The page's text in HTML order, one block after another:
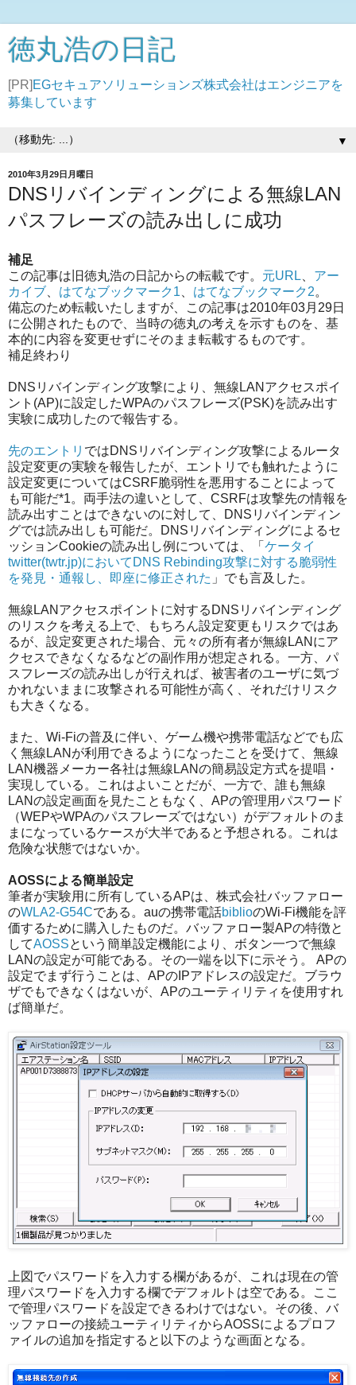
徳丸浩の日記
[PR] EGセキュアソリューションズ株式会社はエンジニアを
募集しています
▼
2010年3月29日月曜日
DNSリバインディングによる無線LAN
パスフレーズの読み出しに成功
補足
この記事は旧徳丸浩の日記からの転載です。 元URL
アー
カイブ
はてなブックマーク1 はてなブックマーク2。
備忘のため転載いたしますが、この記事は2010年03月29日
に公開されたもので、当時の徳丸の考えを示すものを、基
本的に内容を変更せずにそのまま転載するものです。
補足終わり
DNSリバインディング攻撃により、無線LANアクセスポイ
ント(AP)に設定したWPAのパスフレーズ(PSK)を読み出す
実験に成功したので報告する。
先のエントリ ではDNSリバインディング攻撃によるルータ
設定変更の実験を報告したが、エントリでも触れたように
設定変更についてはCSRF脆弱性を悪用することによって
も可能だ*1。両手法の違いとして、CSRFは攻撃先の情報を
読み出すことはできないのに対して、DNSリバインディン
グでは読み出しも可能だ。DNSリバインディングによるセ
ッションCookieの読み出し例については、「 ケータイ
twitter(twtr.jp)においてDNS Rebinding攻撃に対する脆弱性
を発見・通報し、即座に修正された 」でも言及した。
無線LANアクセスポイントに対するDNSリバインディング
のリスクを考える上で、もちろん設定変更もリスクではあ
るが、設定変更された場合、元々の所有者が無線LANにア
クセスできなくなるなどの副作用が想定される。一方、パ
スフレーズの読み出しが行えれば、被害者のユーザに気づ
かれないままに攻撃される可能性が高く、それだけリスク
も大きくなる。
また、Wi-Fiの普及に伴い、ゲーム機や携帯電話などでも広
く無線LANが利用できるようになったことを受けて、無線
LAN機器メーカー各社は無線LANの簡易設定方式を提唱・
実現している。これはよいことだが、一方で、誰も無線
LANの設定画面を見たこともなく、APの管理用パスワード
（WEPやWPAのパスフレーズではない）がデフォルトのま
まになっているケースが大半であると予想される。これは
危険な状態ではないか。
AOSSによる簡単設定
筆者が実験用に所有しているAPは、株式会社バッファロー
のWLA2-G54Cである。auの携帯電話biblioのWi-Fi機能を評
価するために購入したものだ。バッファロー製APの特徴と
してAOSSという簡単設定機能により、ボタン一つで無線
LANの設定が可能である。その一端を以下に示そう。 APの
設定でまず行うことは、APのIPアドレスの設定だ。ブラウ
ザでもできなくはないが、APのユーティリティを使用すれ
ば簡単だ。
上図でパスワードを入力する欄があるが、これは現在の管
理パスワードを入力する欄でデフォルトは空である。ここ
で管理パスワードを設定できるわけではない。その後、バ
ッファローの接続ユーティリティからAOSSによるプロフ
ァイルの追加を指定すると以下のような画面となる。